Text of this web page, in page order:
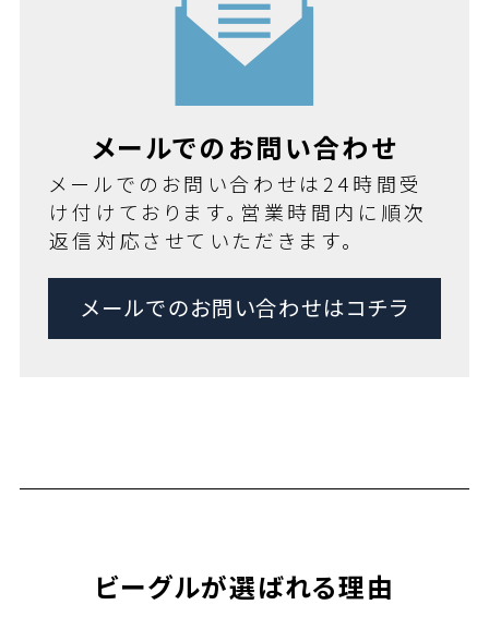
メールでのお問い合わせ
メールでのお問い合わせは24時間受
け付けております。営業時間内に順次
返信対応させていただきます。
メールでのお問い合わせはコチラ
ビーグルが選ばれる理由